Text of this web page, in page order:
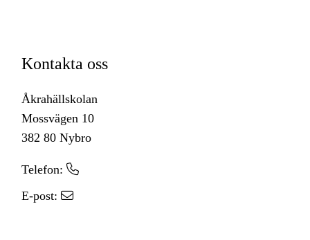
Kontakta oss
Åkrahällskolan
Mossvägen 10
382 80 Nybro
Telefon:
E-post: